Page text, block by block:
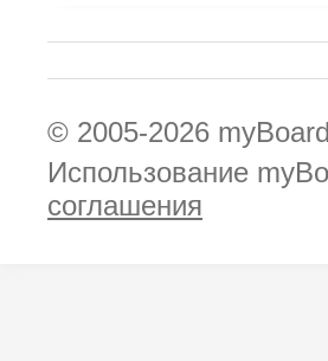
© 2005-2026
Использование
соглашения